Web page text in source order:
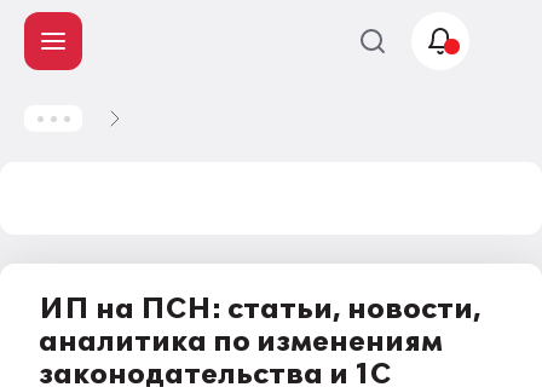
ИП на ПСН: статьи, новости,
аналитика по изменениям
законодательства и 1С
Учет и